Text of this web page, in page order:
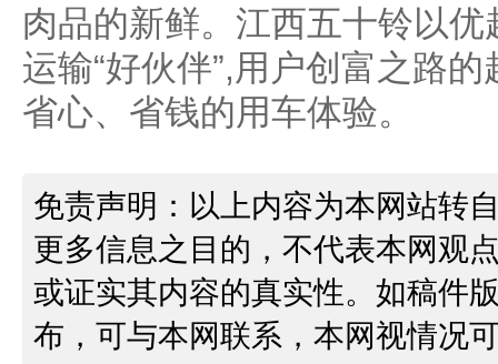
肉品的新鲜。江西五十铃以
运输“好伙伴”,用户创富之路
省心、省钱的用车体验。
免责声明：以上内容为本网站转
更多信息之目的，不代表本网观
或证实其内容的真实性。如稿件
布，可与本网联系，本网视情况